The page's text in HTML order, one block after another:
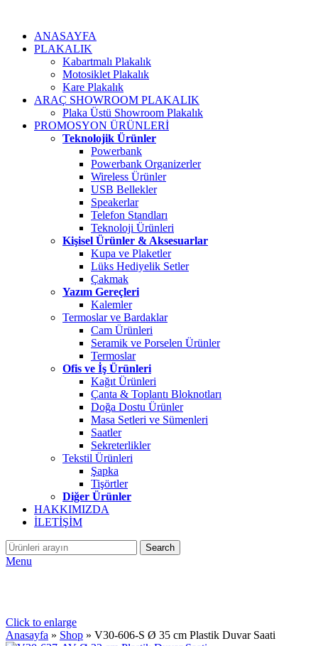
ANASAYFA
PLAKALIK
Kabartmalı Plakalık
Motosiklet Plakalık
Kare Plakalık
ARAÇ SHOWROOM PLAKALIK
Plaka Üstü Showroom Plakalık
PROMOSYON ÜRÜNLERİ
Teknolojik Ürünler
Powerbank
Powerbank Organizerler
Wireless Ürünler
USB Bellekler
Speakerlar
Telefon Standları
Teknoloji Ürünleri
Kişisel Ürünler & Aksesuarlar
Kupa ve Plaketler
Lüks Hediyelik Setler
Çakmak
Yazım Gereçleri
Kalemler
Termoslar ve Bardaklar
Cam Ürünleri
Seramik ve Porselen Ürünler
Termoslar
Ofis ve İş Ürünleri
Kağıt Ürünleri
Çanta & Toplantı Bloknotları
Doğa Dostu Ürünler
Masa Setleri ve Sümenleri
Saatler
Sekreterlikler
Tekstil Ürünleri
Şapka
Tişörtler
Diğer Ürünler
HAKKIMIZDA
İLETİŞİM
Search
Menu
Click to enlarge
Anasayfa » Shop » V30-606-S Ø 35 cm Plastik Duvar Saati